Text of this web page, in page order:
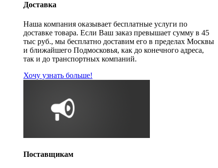
Доставка
Наша компания оказывает бесплатные услуги по
доставке товара. Если Ваш заказ превышает сумму в 45
тыс руб., мы бесплатно доставим его в пределах Москвы
и ближайшего Подмосковья, как до конечного адреса,
так и до транспортных компаний.
Хочу узнать больше!
Поставщикам